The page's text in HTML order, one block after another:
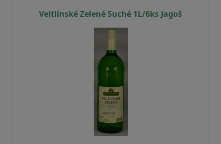
Veltlínské Zelené Suché 1L/6ks Jagoš